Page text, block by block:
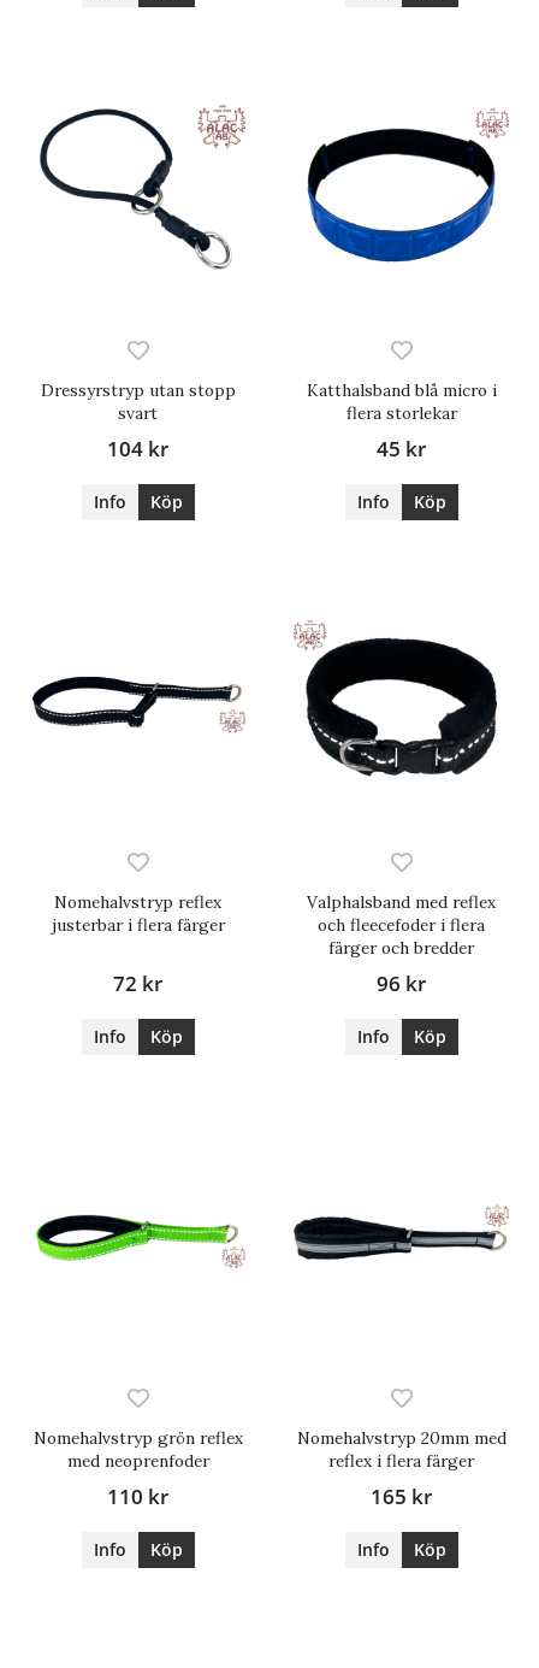
Dressyrstryp utan stopp
svart
104 kr
Info Köp
Katthalsband blå micro i
flera storlekar
45 kr
Info Köp
Nomehalvstryp reflex
justerbar i flera färger
72 kr
Info Köp
Valphalsband med reflex
och fleecefoder i flera
färger och bredder
96 kr
Info Köp
Nomehalvstryp grön reflex
med neoprenfoder
110 kr
Info Köp
Nomehalvstryp 20mm med
reflex i flera färger
165 kr
Info Köp